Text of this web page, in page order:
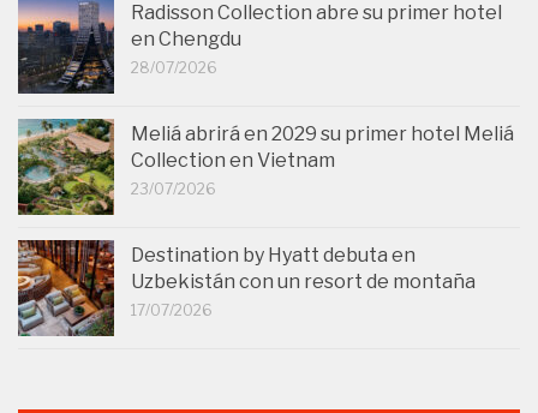
Radisson Collection abre su primer hotel
en Chengdu
28/07/2026
Meliá abrirá en 2029 su primer hotel Meliá
Collection en Vietnam
23/07/2026
Destination by Hyatt debuta en
Uzbekistán con un resort de montaña
17/07/2026